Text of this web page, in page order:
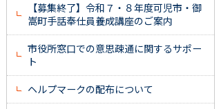
【募集終了】令和７・８年度可児市・御
嵩町手話奉仕員養成講座のご案内
市役所窓口での意思疎通に関するサポー
ト
ヘルプマークの配布について